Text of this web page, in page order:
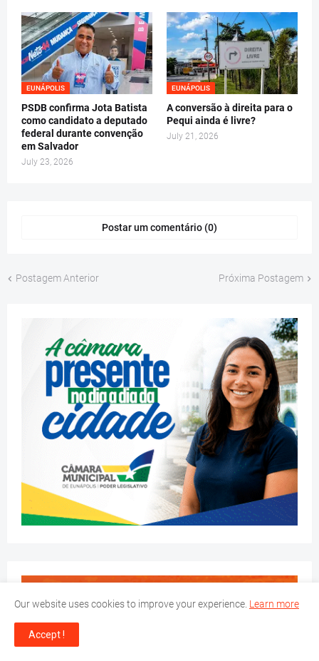
EUNÁPOLIS
PSDB confirma Jota Batista
como candidato a deputado
federal durante convenção
em Salvador
July 23, 2026
EUNÁPOLIS
A conversão à direita para o
Pequi ainda é livre?
July 21, 2026
Postar um comentário (0)
Postagem Anterior Próxima Postagem
Our website uses cookies to improve your experience. Learn more
Accept !